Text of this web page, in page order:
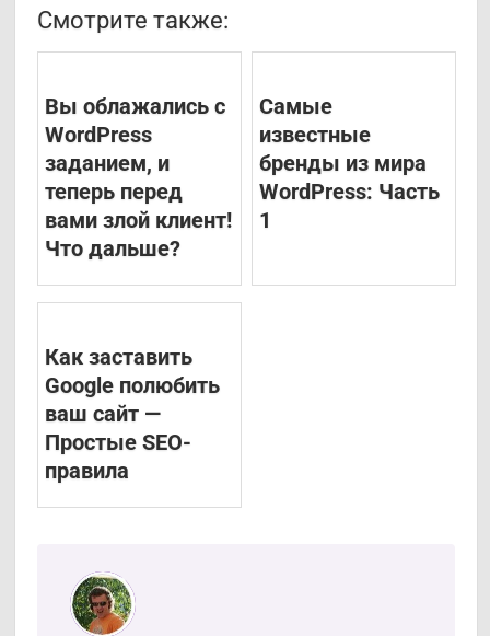
Смотрите также:
Вы облажались с
WordPress
заданием, и
теперь перед
вами злой клиент!
Что дальше?
Самые
известные
бренды из мира
WordPress: Часть
1
Как заставить
Google полюбить
ваш сайт —
Простые SEO-
правила